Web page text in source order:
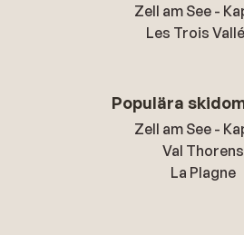
Zell am See -
Les Trois
Populära
Zell am See -
Val Thorens
La Plagne